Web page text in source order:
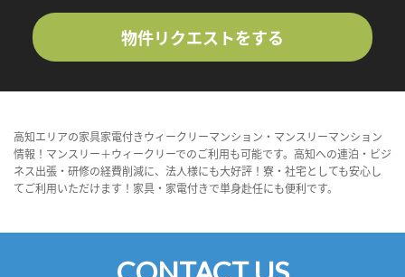
物件リクエストをする
高知エリアの家具家電付きウィークリーマンション・マンスリーマンション
情報！マンスリー＋ウィークリーでのご利用も可能です。高知への連泊・ビジ
ネス出張・研修の経費削減に、法人様にも大好評！寮・社宅としても安心し
てご利用いただけます！家具・家電付きで単身赴任にも便利です。